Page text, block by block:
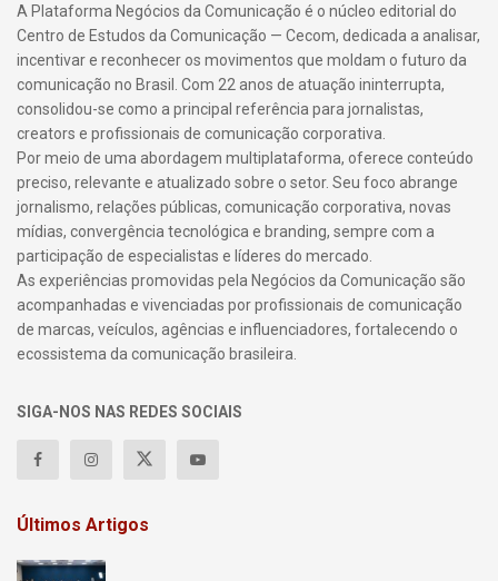
A Plataforma Negócios da Comunicação é o núcleo editorial do
Centro de Estudos da Comunicação — Cecom, dedicada a analisar,
incentivar e reconhecer os movimentos que moldam o futuro da
comunicação no Brasil. Com 22 anos de atuação ininterrupta,
consolidou-se como a principal referência para jornalistas,
creators e profissionais de comunicação corporativa.
Por meio de uma abordagem multiplataforma, oferece conteúdo
preciso, relevante e atualizado sobre o setor. Seu foco abrange
jornalismo, relações públicas, comunicação corporativa, novas
mídias, convergência tecnológica e branding, sempre com a
participação de especialistas e líderes do mercado.
As experiências promovidas pela Negócios da Comunicação são
acompanhadas e vivenciadas por profissionais de comunicação
de marcas, veículos, agências e influenciadores, fortalecendo o
ecossistema da comunicação brasileira.
SIGA-NOS NAS REDES SOCIAIS
Últimos Artigos